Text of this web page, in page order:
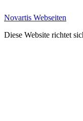
Novartis Webseiten
Diese Website richtet